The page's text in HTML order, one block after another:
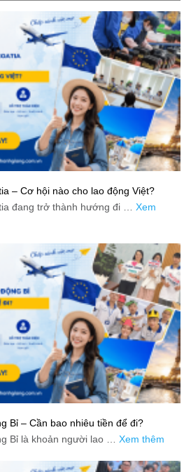
– Cơ hội nào cho lao động Việt?
đang trở thành hướng đi … Xem
Bỉ – Cần bao nhiêu tiền để đi?
Bỉ là khoản người lao … Xem thêm